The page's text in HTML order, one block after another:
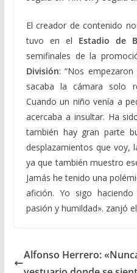
El creador de contenido
tuvo en el Estadio de
semifinales de la
División: “Nos
sacaba la cámara solo
Cuando un niño venía a
acercaba a insultar. Ha
también hay gran parte
desplazamientos que voy,
ya que también muestro
Jamás he tenido una
afición. Yo sigo
pasión y humildad». zanjó
Alfonso Herrero: